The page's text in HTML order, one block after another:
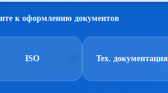
к оформлению документов
ISO Тех. документация